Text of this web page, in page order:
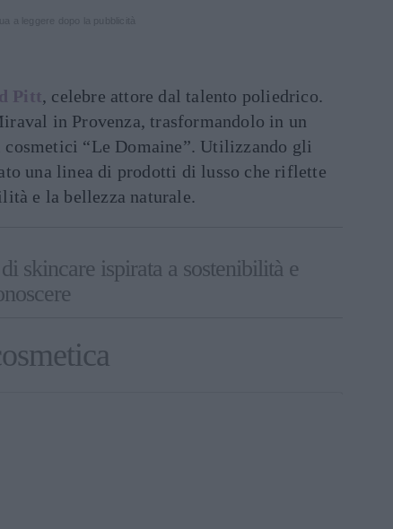
Pitt, celebre attore dal talento poliedrico.
in Provenza, trasformandolo in un
“Le Domaine”. Utilizzando gli
una linea di prodotti di lusso che riflette
e la bellezza naturale.
skincare ispirata a sostenibilità e